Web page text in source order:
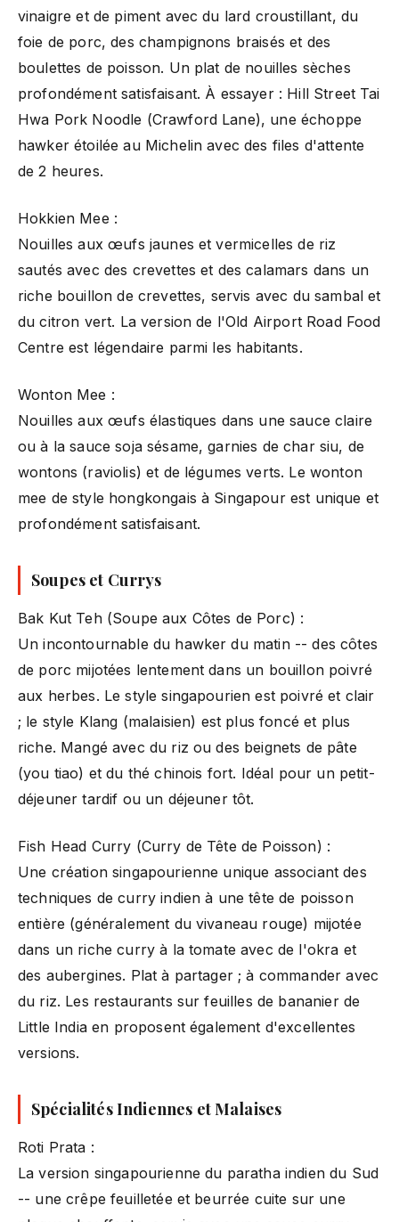
vinaigre et de piment avec du lard croustillant, du
foie de porc, des champignons braisés et des
boulettes de poisson. Un plat de nouilles sèches
profondément satisfaisant. À essayer : Hill Street Tai
Hwa Pork Noodle (Crawford Lane), une échoppe
hawker étoilée au Michelin avec des files d'attente
de 2 heures.
Hokkien Mee :
Nouilles aux œufs jaunes et vermicelles de riz
sautés avec des crevettes et des calamars dans un
riche bouillon de crevettes, servis avec du sambal et
du citron vert. La version de l'Old Airport Road Food
Centre est légendaire parmi les habitants.
Wonton Mee :
Nouilles aux œufs élastiques dans une sauce claire
ou à la sauce soja sésame, garnies de char siu, de
wontons (raviolis) et de légumes verts. Le wonton
mee de style hongkongais à Singapour est unique et
profondément satisfaisant.
Soupes et Currys
Bak Kut Teh (Soupe aux Côtes de Porc) :
Un incontournable du hawker du matin -- des côtes
de porc mijotées lentement dans un bouillon poivré
aux herbes. Le style singapourien est poivré et clair
; le style Klang (malaisien) est plus foncé et plus
riche. Mangé avec du riz ou des beignets de pâte
(you tiao) et du thé chinois fort. Idéal pour un petit-
déjeuner tardif ou un déjeuner tôt.
Fish Head Curry (Curry de Tête de Poisson) :
Une création singapourienne unique associant des
techniques de curry indien à une tête de poisson
entière (généralement du vivaneau rouge) mijotée
dans un riche curry à la tomate avec de l'okra et
des aubergines. Plat à partager ; à commander avec
du riz. Les restaurants sur feuilles de bananier de
Little India en proposent également d'excellentes
versions.
Spécialités Indiennes et Malaises
Roti Prata :
La version singapourienne du paratha indien du Sud
-- une crêpe feuilletée et beurrée cuite sur une